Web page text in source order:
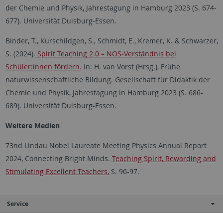
der Chemie und Physik, Jahrestagung in Hamburg 2023 (S. 674-
677). Universität Duisburg-Essen.
Binder, T., Kurschildgen, S., Schmidt, E., Kremer, K. & Schwarzer,
S. (2024). Spirit Teaching 2.0 – NOS-Verständnis bei
Schüler:innen fördern. In: H. van Vorst (Hrsg.), Frühe
naturwissenschaftliche Bildung. Gesellschaft für Didaktik der
Chemie und Physik, Jahrestagung in Hamburg 2023 (S. 686-
689). Universität Duisburg-Essen.
Weitere Medien
73nd Lindau Nobel Laureate Meeting Physics Annual Report
2024, Connecting Bright Minds. Teaching Spirit, Rewarding and
Stimulating Excellent Teachers, S. 96-97.
Service